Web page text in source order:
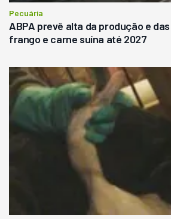
Pecuária
ABPA prevê alta da produção e
frango e carne suína até 2027